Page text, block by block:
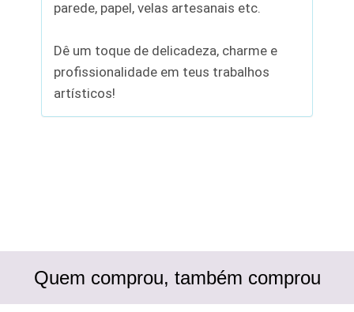
parede, papel, velas artesanais etc.
Dê um toque de delicadeza, charme e
profissionalidade em teus trabalhos
artísticos!
Quem comprou, também comprou